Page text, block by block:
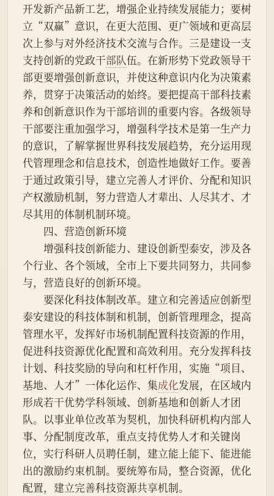
开发新产品新工艺，增强企业持续发展能力；要树
立“双赢”意识，在更大范围、更广领域和更高层
次上参与对外经济技术交流与合作。三是建设一支
支持创新的党政干部队伍。在新形势下党政领导干
部更要增强创新意识，并使这种意识内化为决策素
养，贯穿于决策活动的始终。要把提高干部科技素
养和创新意识作为干部培训的重要内容。各级领导
干部要注重加强学习，增强科学技术是第一生产力
的意识，了解掌握世界科技发展趋势，充分运用现
代管理理念和信息技术，创造性地做好工作。要善
于通过政策引导，建立完善人才评价、分配和知识
产权激励机制，努力营造人才辈出、人尽其才、才
尽其用的体制机制环境。
四、营造创新环境
增强科技创新能力、建设创新型泰安，涉及各
个行业、各个领域，全市上下要共同努力，共同参
与，营造良好的创新环境。
要深化科技体制改革。建立和完善适应创新型
泰安建设的科技体制和机制，创新管理理念，提高
管理水平，发挥好市场机制配置科技资源的作用，
促进科技资源优化配置和高效利用。充分发挥科技
计划、科技奖励的导向和杠杆作用，实施“项目、
基地、人才”一体化运作、集成化发展，在区域内
形成若干优势学科领域、创新基地和创新人才团
队。以事业单位改革为契机，加快科研机构内部人
事、分配制度改革，重点支持优势人才和关键岗
位，实行科研人员聘任制，建立能上能下、能进能
出的激励约束机制。要统筹布局，整合资源，优化
配置，建立完善科技资源共享机制。